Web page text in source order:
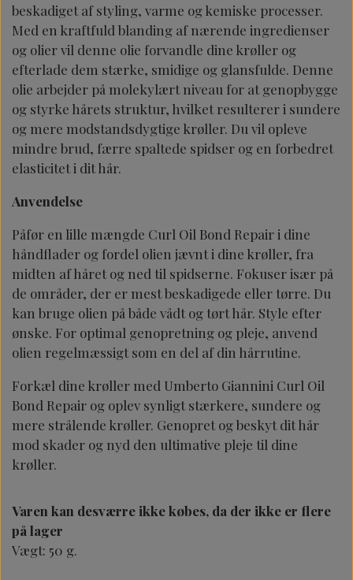
beskadiget af styling, varme og kemiske processer.
Med en kraftfuld blanding af nærende ingredienser
og olier vil denne olie forvandle dine krøller og
efterlade dem stærke, smidige og glansfulde. Denne
olie arbejder på molekylært niveau for at genopbygge
og styrke hårets struktur, hvilket resulterer i sundere
og mere modstandsdygtige krøller. Du vil opleve
mindre brud, færre spaltede spidser og en forbedret
elasticitet i dit hår.
Anvendelse
Påfør en lille mængde Curl Oil Bond Repair i dine
håndflader og fordel olien jævnt i dine krøller, fra
midten af ​​håret og ned til spidserne. Fokuser især på
de områder, der er mest beskadigede eller tørre. Du
kan bruge olien på både vådt og tørt hår. Style efter
ønske. For optimal genopretning og pleje, anvend
olien regelmæssigt som en del af din hårrutine.
Forkæl dine krøller med Umberto Giannini Curl Oil
Bond Repair og oplev synligt stærkere, sundere og
mere strålende krøller. Genopret og beskyt dit hår
mod skader og nyd den ultimative pleje til dine
krøller.
Varen kan desværre ikke købes, da der ikke er flere
på lager
Vægt: 50 g.